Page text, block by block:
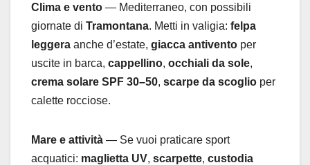
Clima e vento — Mediterraneo, con possibili
giornate di Tramontana. Metti in valigia: felpa
leggera anche d’estate, giacca antivento per
uscite in barca, cappellino, occhiali da sole,
crema solare SPF 30–50, scarpe da scoglio per
calette rocciose.
Mare e attività — Se vuoi praticare sport
acquatici: maglietta UV, scarpette, custodia